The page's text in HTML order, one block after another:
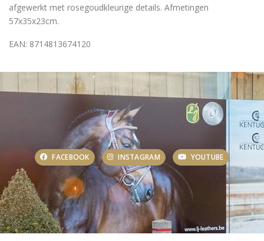
afgewerkt met rosegoudkleurige details. Afmetingen
57x35x23cm.
EAN: 8714813674120
FACEBOOK INSTAGRAM YOUTUBE